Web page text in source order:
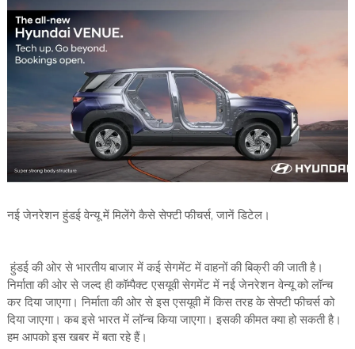
नई जेनरेशन हुंडई वेन्‍यू में मिलेंगे कैसे सेफ्टी फीचर्स, जानें डिटेल।
हुंडई की ओर से भारतीय बाजार में कई सेगमेंट में वाहनों की बिक्री की जाती है।
निर्माता की ओर से जल्‍द ही कॉम्‍पैक्‍ट एसयूवी सेगमेंट में नई जेनरेशन वेन्‍यू को लॉन्‍च
कर दिया जाएगा। निर्माता की ओर से इस एसयूवी में किस तरह के सेफ्टी फीचर्स को
दिया जाएगा। कब इसे भारत में लॉन्‍च किया जाएगा। इसकी कीमत क्‍या हो सकती है।
हम आपको इस खबर में बता रहे हैं।